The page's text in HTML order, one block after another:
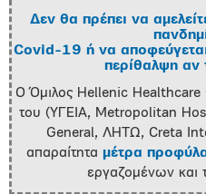
Δεν θα πρέπει να
Covid-19 ή να
περίθαλψη αν
Ο Όμιλος Hellenic
του (ΥΓΕΙΑ, Metropolitan
General, ΛΗΤΩ, Creta
απαραίτητα μέτρα
εργαζομένων